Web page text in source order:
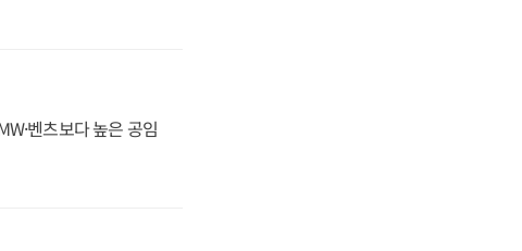
벤츠보다 높은 공임